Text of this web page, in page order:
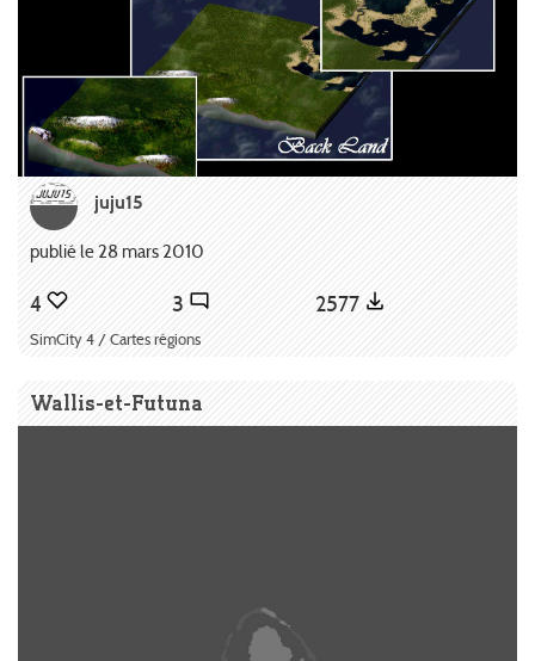
juju15
publié le 28 mars 2010
4 3 2577
SimCity 4 / Cartes régions
Wallis-et-Futuna